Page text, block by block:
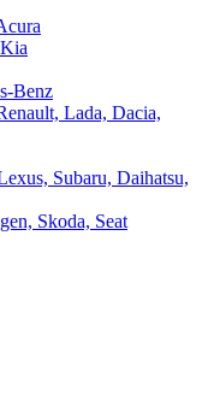
Benz
Lada, Dacia,
Subaru, Daihatsu,
Skoda, Seat